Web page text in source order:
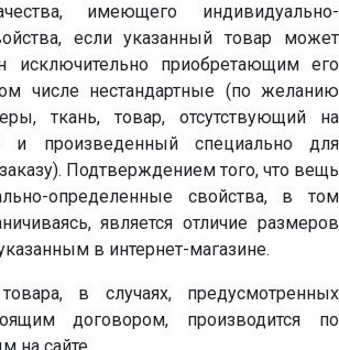
имеющего индивидуально-
если указанный товар может
исключительно приобретающим его
числе нестандартные (по желанию
ткань, товар, отсутствующий на
и произведенный специально для
Подтверждением того, что вещь
определенные свойства, в том
является отличие размеров
в интернет-магазине.
в случаях, предусмотренных
договором, производится по